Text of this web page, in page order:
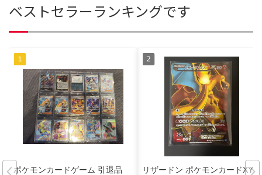
ベストセラーランキングです
ポケモンカードゲーム 引退品 リザードン ポケモンカードXYシ